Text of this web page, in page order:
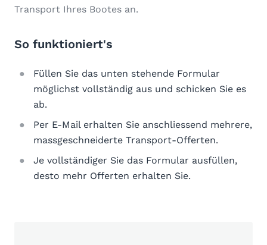
Transport Ihres Bootes an.
So funktioniert's
Füllen Sie das unten stehende Formular
möglichst vollständig aus und schicken Sie es
ab.
Per E-Mail erhalten Sie anschliessend mehrere,
massgeschneiderte Transport-Offerten.
Je vollständiger Sie das Formular ausfüllen,
desto mehr Offerten erhalten Sie.